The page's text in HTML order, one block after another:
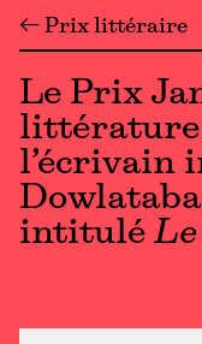
← Prix littéraire
Le Prix
littérature
l’écrivain
intitulé Le